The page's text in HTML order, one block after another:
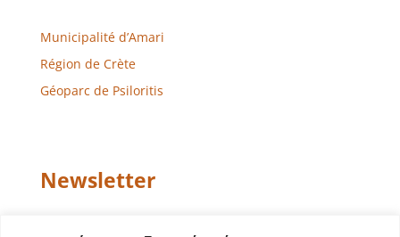
Municipalité d’Amari
Région de Crète
Géoparc de Psiloritis
Newsletter